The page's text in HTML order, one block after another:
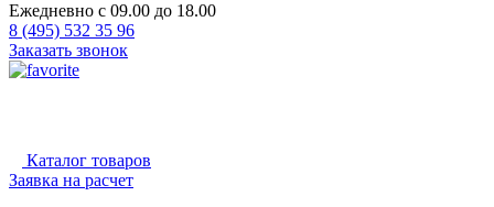
Ежедневно с 09.00 до 18.00
8 (495) 532 35 96
Заказать звонок
Каталог товаров
Заявка на расчет